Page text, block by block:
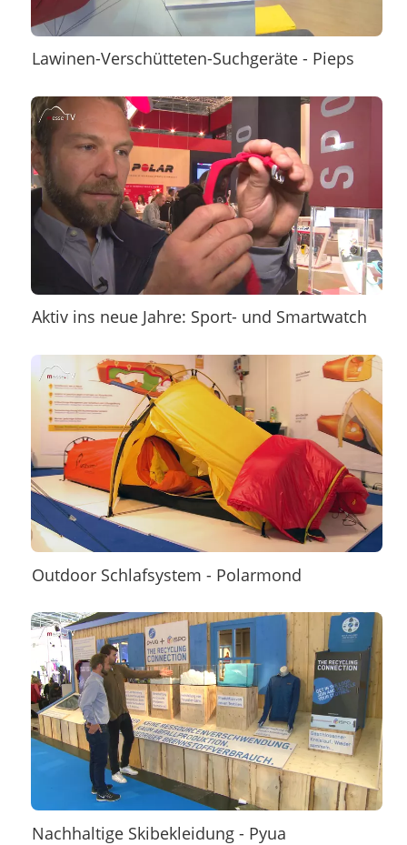
Lawinen-Verschütteten-Suchgeräte - Pieps
Aktiv ins neue Jahre: Sport- und Smartwatch
Outdoor Schlafsystem - Polarmond
Nachhaltige Skibekleidung - Pyua